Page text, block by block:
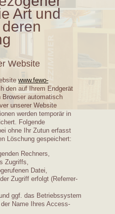
Art und
Website
www.fewo-
den auf Ihrem Endgerät
automatisch
unserer Website
werden temporär in
Folgende
ohne Ihr Zutun erfasst
Löschung gespeichert:
Rechners,
Zugriffs,
Datei,
Zugriff erfolgt (Referrer-
ggf. das Betriebssystem
der Name Ihres Access-